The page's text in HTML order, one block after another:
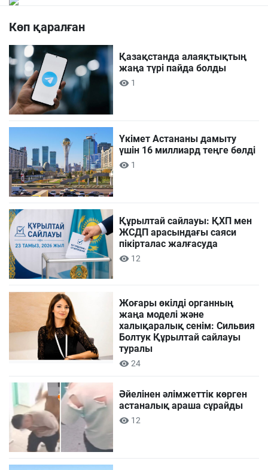
Көп қаралған
Қазақстанда алаяқтықтың
жаңа түрі пайда болды
1
Үкімет Астананы дамыту
үшін 16 миллиард теңге бөлді
1
Құрылтай сайлауы: ҚХП мен
ЖСДП арасындағы саяси
пікірталас жалғасуда
12
Жоғары өкілді органның
жаңа моделі және
халықаралық сенім: Сильвия
Болтук Құрылтай сайлауы
туралы
24
Әйелінен әлімжеттік көрген
астаналық араша сұрайды
12